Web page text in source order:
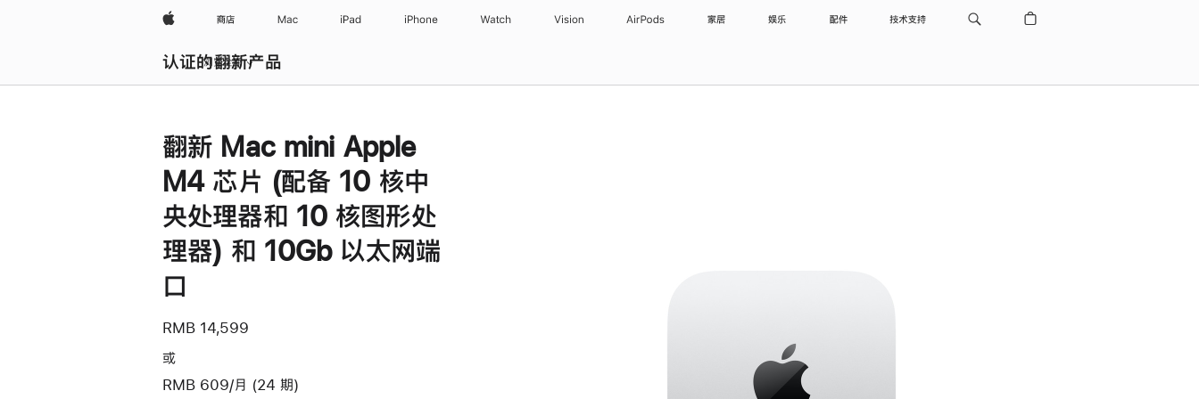
Apple 商店 Mac iPad iPhone Watch Vision AirPods 家居 娱乐 配件 技术支持
认证的翻新产品
浏览全部
翻新 Mac mini Apple
M4 芯片 (配备 10 核中
央处理器和 10 核图形处
理器) 和 10Gb 以太网端
口
RMB 14,599
或
RMB 609/月 (24 期)